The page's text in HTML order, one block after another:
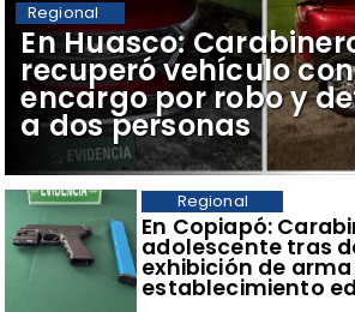
​En Copiapó:
adolescente tras
exhibición de
establecimiento
Regional
​En Huasco:
recuperó vehículo con
encargo por robo y
a dos personas
Regional